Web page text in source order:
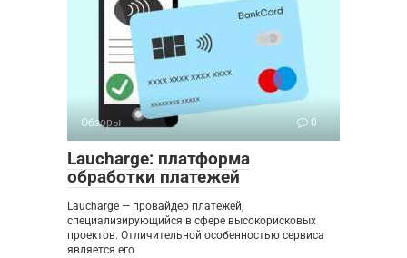
Обзоры 0
Laucharge: платформа
обработки платежей
Laucharge — провайдер платежей,
специализирующийся в сфере высокорисковых
проектов. Отличительной особенностью сервиса
является его